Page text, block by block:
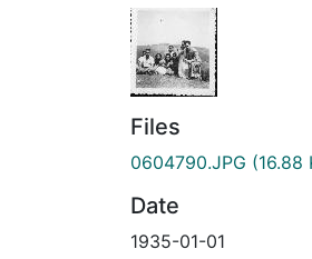
Files
0604790.JPG (16.88
Date
1935-01-01